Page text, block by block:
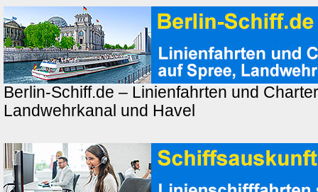
Berlin-Schiff.de – Linienfahrten und
Landwehrkanal und Havel